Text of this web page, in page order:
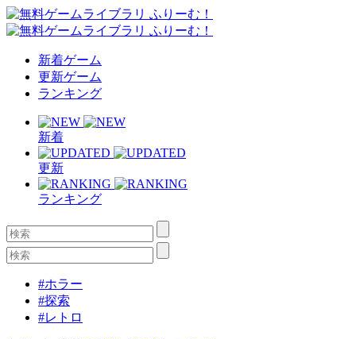
新着ゲーム
更新ゲーム
ランキング
新着
更新
ランキング
#ホラー
#探索
#レトロ